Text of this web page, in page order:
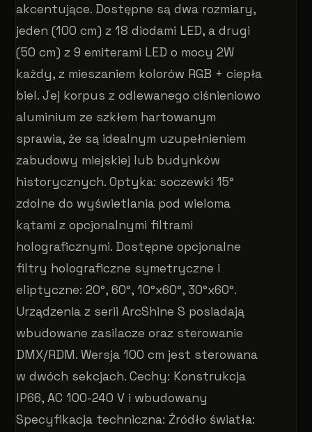
akcentujące. Dostępne są dwa rozmiary,
jeden (100 cm) z 18 diodami LED, a drugi
(50 cm) z 9 emiterami LED o mocy 2W
każdy, z mieszaniem kolorów RGB + ciepła
biel. Jej korpus z odlewanego ciśnieniowo
aluminium ze szkłem hartowanym
sprawia, że ​​są idealnym uzupełnieniem
zabudowy miejskiej lub budynków
historycznych. Optyka: soczewki 15°
zdolne do wyświetlania pod wieloma
kątami z opcjonalnymi filtrami
holograficznymi. Dostępne opcjonalne
filtry holograficzne symetryczne i
eliptyczne: 20°, 60°, 10°x60°, 30°x60°.
Urządzenia z serii ArcShine S posiadają
wbudowane zasilacze oraz sterowanie
DMX/RDM. Wersja 100 cm jest sterowana
w dwóch sekcjach. Cechy: Konstrukcja
IP66, AC 100-240 V i wbudowany
Specyfikacja techniczna: Źródło światła: